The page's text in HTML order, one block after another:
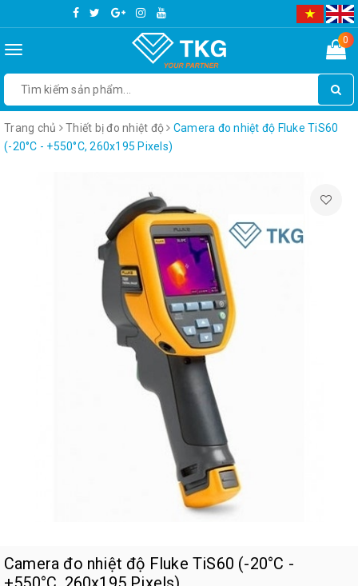
Toggle
0
Trang chủ Thiết bị đo nhiệt độ
Camera đo nhiệt độ Fluke TiS60
(-20°C - +550°C, 260x195 Pixels)
Camera đo nhiệt độ Fluke TiS60 (-20°C -